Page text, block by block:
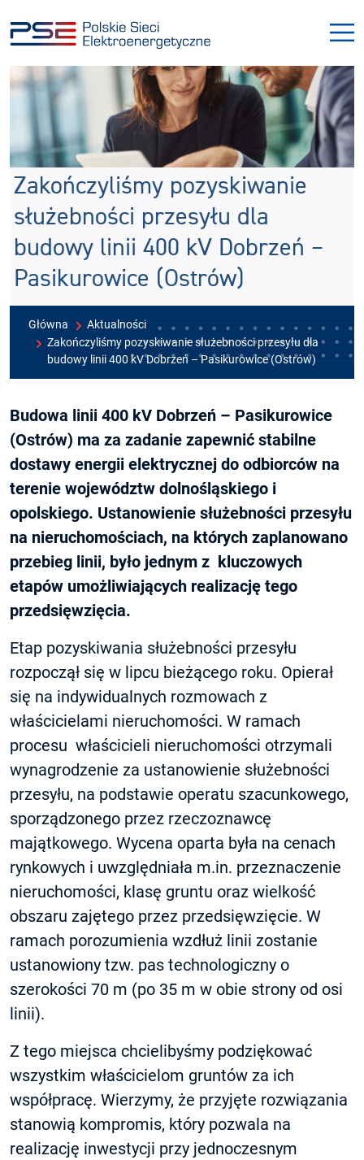
do
menu
do
treści
Zakończyliśmy pozyskiwanie
służebności przesyłu dla
budowy linii 400 kV Dobrzeń –
Pasikurowice (Ostrów)
Główna
Aktualności
Zakończyliśmy pozyskiwanie służebności przesyłu dla
budowy linii 400 kV Dobrzeń – Pasikurowice (Ostrów)
Budowa linii 400 kV Dobrzeń – Pasikurowice
(Ostrów) ma za zadanie zapewnić stabilne
dostawy energii elektrycznej do odbiorców na
terenie województw dolnośląskiego i
opolskiego. Ustanowienie służebności przesyłu
na nieruchomościach, na których zaplanowano
przebieg linii, było jednym z kluczowych
etapów umożliwiających realizację tego
przedsięwzięcia.
Etap pozyskiwania służebności przesyłu
rozpoczął się w lipcu bieżącego roku. Opierał
się na indywidualnych rozmowach z
właścicielami nieruchomości. W ramach
procesu właścicieli nieruchomości otrzymali
wynagrodzenie za ustanowienie służebności
przesyłu, na podstawie operatu szacunkowego,
sporządzonego przez rzeczoznawcę
majątkowego. Wycena oparta była na cenach
rynkowych i uwzględniała m.in. przeznaczenie
nieruchomości, klasę gruntu oraz wielkość
obszaru zajętego przez przedsięwzięcie. W
ramach porozumienia wzdłuż linii zostanie
ustanowiony tzw. pas technologiczny o
szerokości 70 m (po 35 m w obie strony od osi
linii).
Z tego miejsca chcielibyśmy podziękować
wszystkim właścicielom gruntów za ich
współpracę. Wierzymy, że przyjęte rozwiązania
stanowią kompromis, który pozwala na
realizację inwestycji przy jednoczesnym